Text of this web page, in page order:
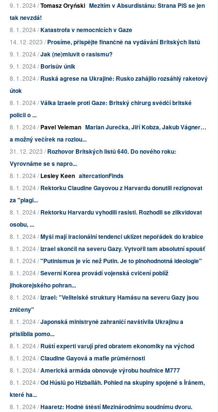
9. 1. 2024 /Tomasz Oryński Mezitím v Absurdistánu: Strana PiS se jen
tak nevzdá!
8. 1. 2024 /Katastrofa v nemocnicích v Gaze
14. 12. 2023 /Prosíme, přispějte finančně na vydávání Britských listů
9. 1. 2024 /Jak (ne)mluvit o rasismu?
9. 1. 2024 /Borisův únik
8. 1. 2024 /Ruská agrese na Ukrajině: Rusko zahájilo rozsáhlý raketový
útok
8. 1. 2024 /Válka Izraele proti Gaze: Britský chirurg svědčí britské
policii o ...
8. 1. 2024 /Pavel Veleman Marian Jurečka, Jiří Kobza, Jakub Vágner…
a možný večírek na rozlou...
31. 12. 2023 /Rozhovor Britských listů 640. Do nového roku:
Vyrovnáme se s napro...
8. 1. 2024 /Lesley Keen altercationFinds
8. 1. 2024 /Rektorku Claudine Gayovou z Harvardu donutili rezignovat
za "plagi...
8. 1. 2024 /Rektorku Harvardu vyhodili rasisti. Rozhodli se zlikvidovat
osobu, ...
8. 1. 2024 /Myši mají iracionální tendenci uklízet nepořádek do krabice
8. 1. 2024 /Izrael skončil na severu Gazy. Vytvořil tam absolutní spoušť
8. 1. 2024 /"Putinismus je víc než Putin. Je to plnohodnotná ideologie"
8. 1. 2024 /Severní Korea provádí vojenská cvičení poblíž
jihokorejského pohran...
8. 1. 2024 /Izrael: "Velitelské struktury Hamásu na severu Gazy jsou
zničeny"
8. 1. 2024 /Japonská ministryně zahraničí navštívila Ukrajinu a
přislíbila pomo...
8. 1. 2024 /Ruští experti varují před obratem ekonomiky na východ
8. 1. 2024 /Claudine Gayová a mafie průměrnosti
8. 1. 2024 /Americká armáda obnovuje výrobu houfnice M777
8. 1. 2024 /Od Húsiů po Hizballáh. Pohled na skupiny spojené s Íránem,
které ha...
8. 1. 2024 /Haaretz: Hodně štěstí Mezinárodnímu soudnímu dvoru.